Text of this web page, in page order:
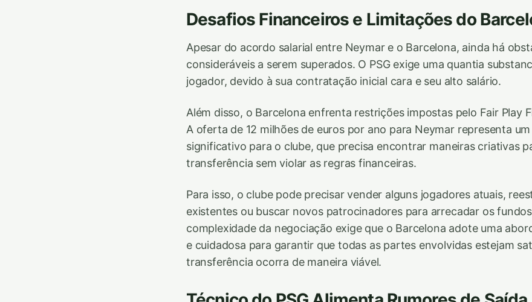
Desafios Financeiros e Limitações do
Apesar do acordo salarial entre Neymar e o Barcelona, ainda há
consideráveis a serem superados. O PSG exige uma quantia
jogador, devido à sua contratação inicial cara e seu alto salário.
Além disso, o Barcelona enfrenta restrições impostas pelo Fair Play
A oferta de 12 milhões de euros por ano para Neymar representa
significativo para o clube, que precisa encontrar maneiras criativas
transferência sem violar as regras financeiras.
Para isso, o clube pode precisar vender alguns jogadores atuais,
existentes ou buscar novos patrocinadores para arrecadar os
complexidade da negociação exige que o Barcelona adote uma
e cuidadosa para garantir que todas as partes envolvidas estejam
transferência ocorra de maneira viável.